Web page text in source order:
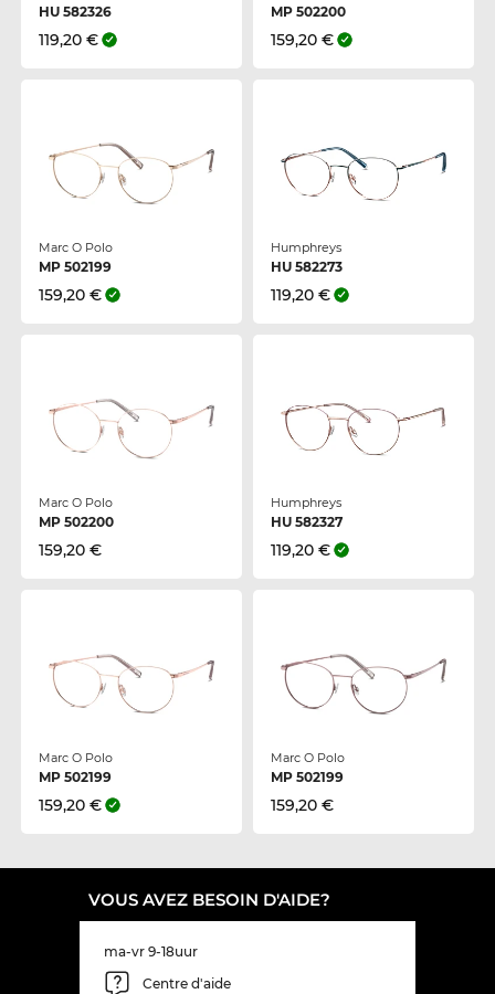
HU 582326
119,20 €
MP 502200
159,20 €
Marc O Polo
MP 502199
159,20 €
Humphreys
HU 582273
119,20 €
Marc O Polo
MP 502200
159,20 €
Humphreys
HU 582327
119,20 €
Marc O Polo
MP 502199
159,20 €
Marc O Polo
MP 502199
159,20 €
VOUS AVEZ BESOIN D'AIDE?
ma-vr 9-18uur
Centre d'aide